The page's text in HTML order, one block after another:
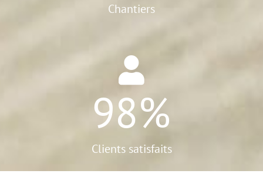
Chantiers
98%
Clients satisfaits